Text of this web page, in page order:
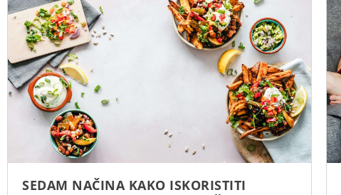
SEDAM NAČINA KAKO ISKORISTITI